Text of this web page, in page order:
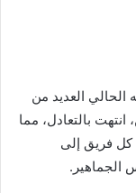
العديد من
بالتعادل، مما
كل فريق إلى
الجماهير.